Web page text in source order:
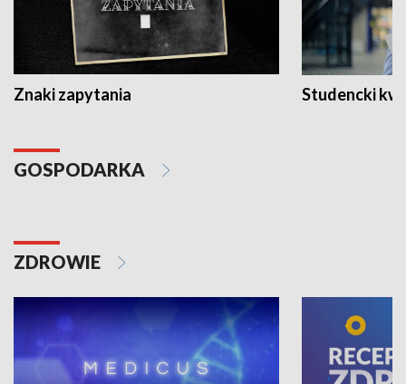
Znaki zapytania Studencki
GOSPODARKA
ZDROWIE